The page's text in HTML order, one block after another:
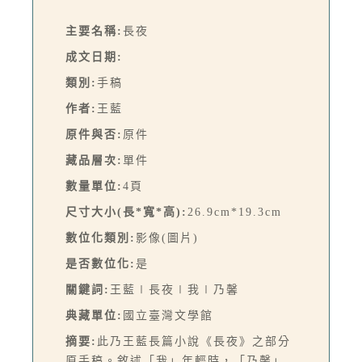
主要名稱: 長夜
成文日期:
類別: 手稿
作者: 王藍
原件與否: 原件
藏品層次: 單件
數量單位: 4頁
尺寸大小(長*寬*高): 26.9cm*19.3cm
數位化類別: 影像(圖片)
是否數位化: 是
關鍵詞: 王藍∣長夜∣我∣乃馨
典藏單位: 國立臺灣文學館
摘要: 此乃王藍長篇小說《長夜》之部分